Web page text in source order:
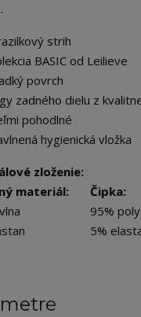
strih
BASIC od Leilieve
povrch
zadného dielu z
pohodlné
hygienická vložka
zloženie:
materiál:
Čipka:
95%
5%